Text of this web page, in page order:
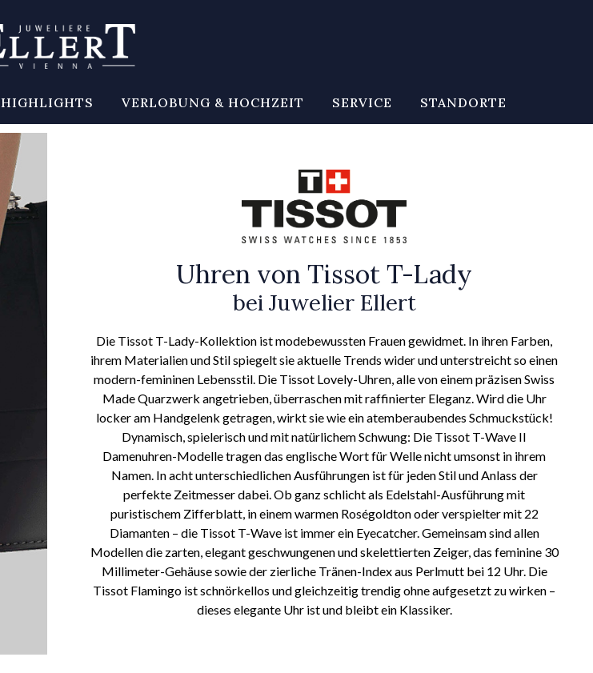
HIGHLIGHTS VERLOBUNG & HOCHZEIT SERVICE STANDORTE
Uhren von Tissot T-Lady
bei Juwelier Ellert
Die Tissot T-Lady-Kollektion ist modebewussten Frauen gewidmet. In ihren Farben,
ihrem Materialien und Stil spiegelt sie aktuelle Trends wider und unterstreicht so einen
modern-femininen Lebensstil. Die Tissot Lovely-Uhren, alle von einem präzisen Swiss
Made Quarzwerk angetrieben, überraschen mit raffinierter Eleganz. Wird die Uhr
locker am Handgelenk getragen, wirkt sie wie ein atemberaubendes Schmuckstück!
Dynamisch, spielerisch und mit natürlichem Schwung: Die Tissot T-Wave II
Damenuhren-Modelle tragen das englische Wort für Welle nicht umsonst in ihrem
Namen. In acht unterschiedlichen Ausführungen ist für jeden Stil und Anlass der
perfekte Zeitmesser dabei. Ob ganz schlicht als Edelstahl-Ausführung mit
puristischem Zifferblatt, in einem warmen Roségoldton oder verspielter mit 22
Diamanten – die Tissot T-Wave ist immer ein Eyecatcher. Gemeinsam sind allen
Modellen die zarten, elegant geschwungenen und skelettierten Zeiger, das feminine 30
Millimeter-Gehäuse sowie der zierliche Tränen-Index aus Perlmutt bei 12 Uhr. Die
Tissot Flamingo ist schnörkellos und gleichzeitig trendig ohne aufgesetzt zu wirken –
dieses elegante Uhr ist und bleibt ein Klassiker.